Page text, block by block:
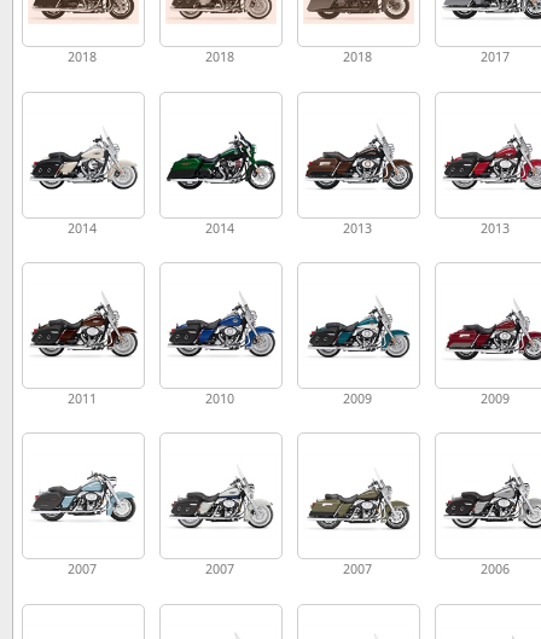
2018 2018 2018 2017
2014 2014 2013 2013
2011 2010 2009 2009
2007 2007 2007 2006